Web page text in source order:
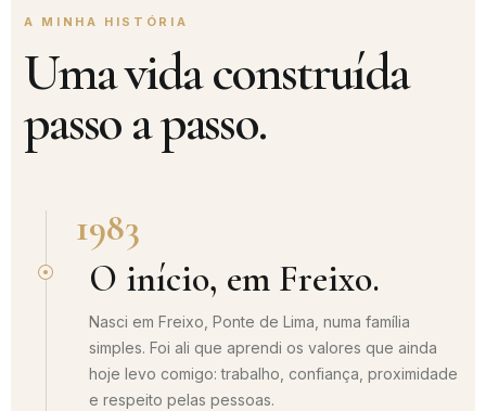
A MINHA HISTÓRIA
Uma vida construída
passo a passo.
1983
O início, em Freixo.
Nasci em Freixo, Ponte de Lima, numa família
simples. Foi ali que aprendi os valores que ainda
hoje levo comigo: trabalho, confiança, proximidade
e respeito pelas pessoas.